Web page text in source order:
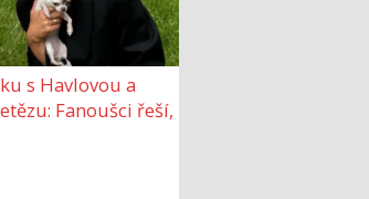
s Havlovou a
Fanoušci řeší,